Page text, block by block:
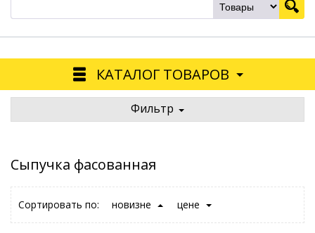
КАТАЛОГ ТОВАРОВ
Фильтр
Сыпучка фасованная
Сортировать по: новизне цене